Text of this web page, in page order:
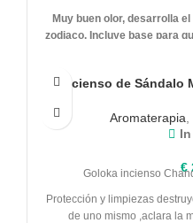
Muy buen olor, desarrolla
zodiaco. Incluye base para
Incienso de Sándalo
Aromaterapia
€
Goloka incienso
Protección y limpiezas
de uno mismo ,aclara la